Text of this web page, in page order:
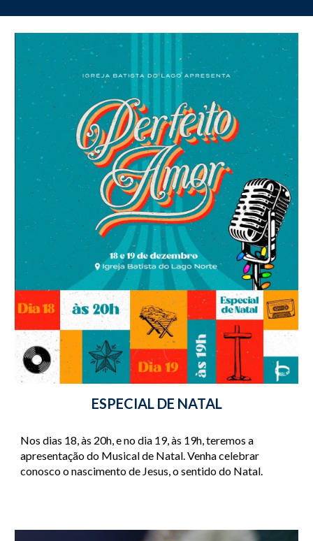
ESPECIAL DE NATAL
Nos dias 18, às 20h, e no dia 19, às 19h, teremos a
apresentação do Musical de Natal. Venha celebrar
conosco o nascimento de Jesus, o sentido do Natal.